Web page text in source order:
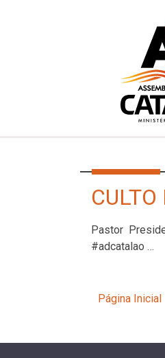
Pastor
#adcatalao …
Página Inicial